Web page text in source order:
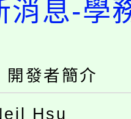
甄選結果(
保險知識
學年度學生
新住民語歌
學年度第
消息-學
開發者簡介
Hsu